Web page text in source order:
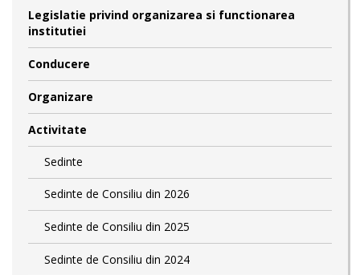
Legislatie privind organizarea si functionarea
institutiei
Conducere
Organizare
Activitate
Sedinte
Sedinte de Consiliu din 2026
Sedinte de Consiliu din 2025
Sedinte de Consiliu din 2024